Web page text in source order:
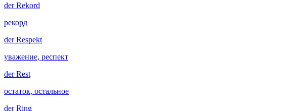
derRekord
рекорд
derRespekt
уважение, респект
derRest
остаток, остальное
derRing